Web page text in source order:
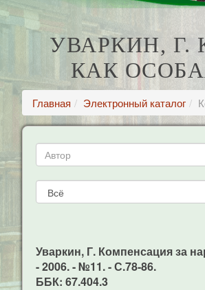
УВАРКИН,
КАК
Главная Электронный каталог
Уваркин, Г. Компенсация за
- 2006. - №11. - С.78-86.
ББК: 67.404.3